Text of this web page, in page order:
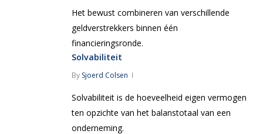
Het bewust combineren van verschillende
geldverstrekkers binnen één
financieringsronde.
Solvabiliteit
By Sjoerd Colsen
Solvabiliteit is de hoeveelheid eigen vermogen
ten opzichte van het balanstotaal van een
onderneming.